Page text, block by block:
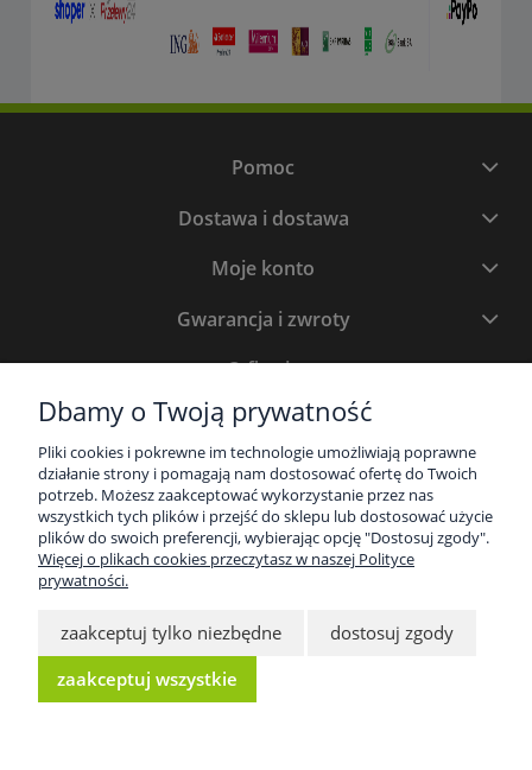
Pomoc
Dostawa i dostawa
Moje konto
Gwarancja i zwroty
O firmie
Newsletter
Bądź na bieżąco z promocjami. Zapisz się, a otrzymasz atrakcyjne
rabaty i oferty specjalne.
Dbamy o Twoją prywatność
Pliki cookies i pokrewne im technologie umożliwiają poprawne
działanie strony i pomagają nam dostosować ofertę do Twoich
potrzeb. Możesz zaakceptować wykorzystanie przez nas
wszystkich tych plików i przejść do sklepu lub dostosować użycie
plików do swoich preferencji, wybierając opcję "Dostosuj zgody".
Więcej o plikach cookies przeczytasz w naszej Polityce
prywatności.
zaakceptuj tylko niezbędne
dostosuj zgody
zaakceptuj wszystkie